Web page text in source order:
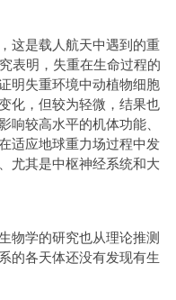
这是载人航天中遇到的重
表明，失重在生命过程的
明失重环境中动植物细胞
化，但较为轻微，结果也
较高水平的机体功能、
适应地球重力场过程中发
尤其是中枢神经系统和大
物学的研究也从理论推测
的各天体还没有发现有生